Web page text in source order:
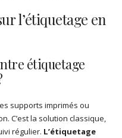
l’étiquetage en
étiquetage
supports imprimés ou
C’est la solution classique,
régulier. L’étiquetage